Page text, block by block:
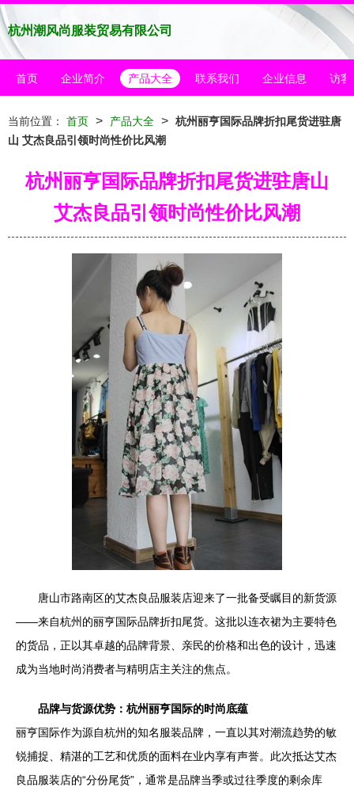
杭州潮风尚服装贸易有限公司
首页 企业简介 产品大全 联系我们 企业信息 访客
当前位置： 首页 > 产品大全 > 杭州丽亨国际品牌折扣尾货进驻唐
山 艾杰良品引领时尚性价比风潮
杭州丽亨国际品牌折扣尾货进驻唐山
艾杰良品引领时尚性价比风潮
唐山市路南区的艾杰良品服装店迎来了一批备受瞩目的新货源
——来自杭州的丽亨国际品牌折扣尾货。这批以连衣裙为主要特色
的货品，正以其卓越的品牌背景、亲民的价格和出色的设计，迅速
成为当地时尚消费者与精明店主关注的焦点。
品牌与货源优势：杭州丽亨国际的时尚底蕴
丽亨国际作为源自杭州的知名服装品牌，一直以其对潮流趋势的敏
锐捕捉、精湛的工艺和优质的面料在业内享有声誉。此次抵达艾杰
良品服装店的“分份尾货”，通常是品牌当季或过往季度的剩余库